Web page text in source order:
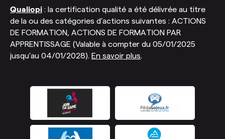
Qualiopi : la certification qualité a été délivrée au titre
de la ou des catégories d’actions suivantes : ACTIONS
DE FORMATION, ACTIONS DE FORMATION PAR
APPRENTISSAGE (Valable à compter du 05/01/2025
jusqu’au 04/01/2028). En savoir plus.